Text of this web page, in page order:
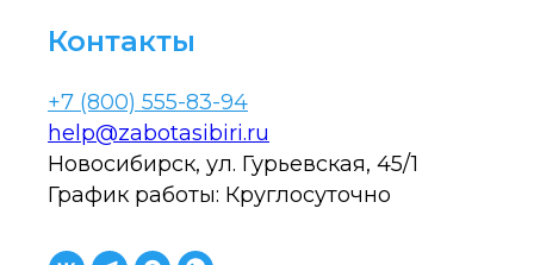
Контакты
+7 (800) 555-83-94
help@zabotasibiri.ru
Новосибирск, ул. Гурьевская, 45/1
График работы: Круглосуточно